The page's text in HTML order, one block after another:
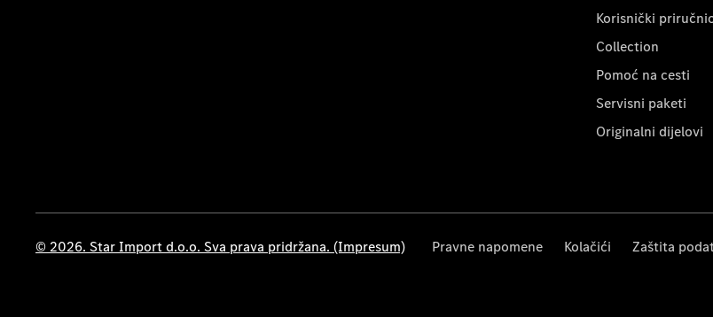
Korisnički
Collection
Pomoć na cesti
Servisni paketi
Originalni dijelovi
© 2026. Star Import d.o.o. Sva prava pridržana. (Impresum) Pravne napomene Kolačići Zaštita